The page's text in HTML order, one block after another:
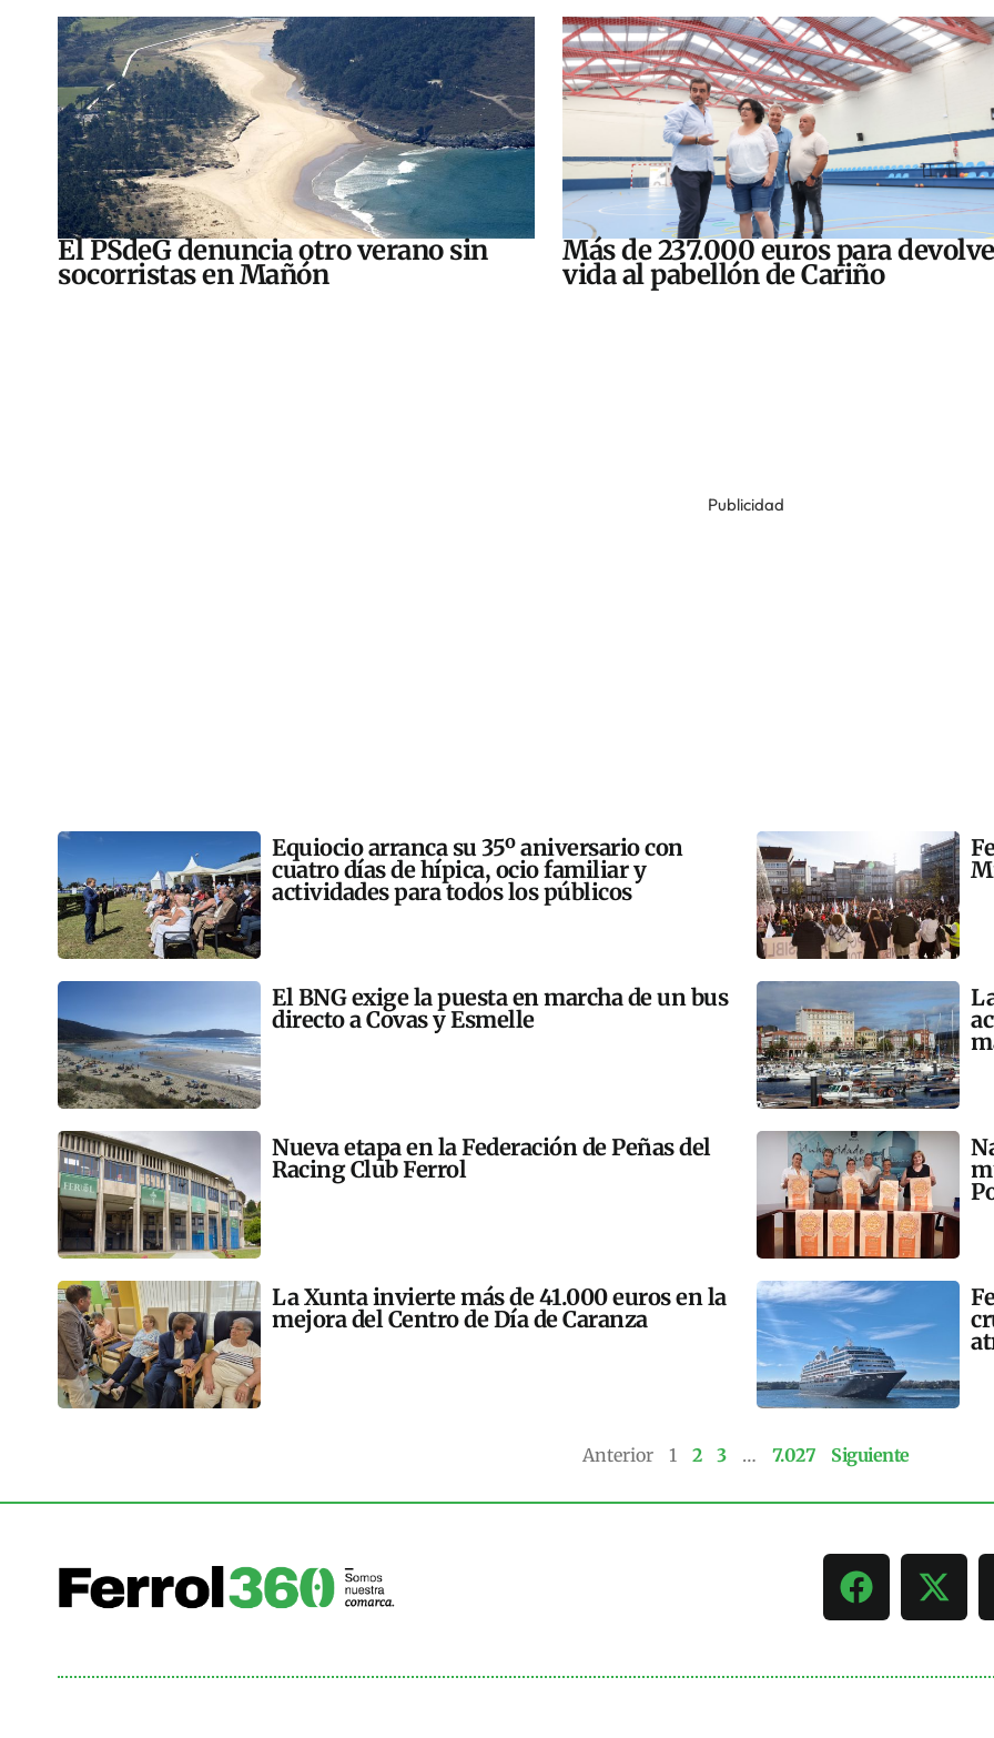
El PSdeG denuncia otro verano sin
socorristas en Mañón
Más de 237.000 euros para
vida al pabellón de Cariño
Publicidad
Equiocio arranca su 35º aniversario con
cuatro días de hípica, ocio familiar y
actividades para todos los públicos
El BNG exige la puesta en marcha de un bus
directo a Covas y Esmelle
Nueva etapa en la Federación de Peñas del
Racing Club Ferrol
La Xunta invierte más de 41.000 euros en la
mejora del Centro de Día de Caranza
Anterior 1 2 3 … 7.027 Siguiente